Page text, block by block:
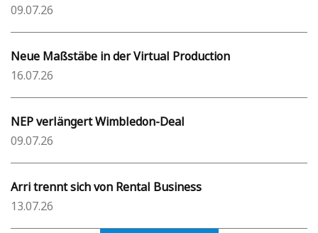
09.07.26
Neue Maßstäbe in der Virtual Production
16.07.26
NEP verlängert Wimbledon-Deal
09.07.26
Arri trennt sich von Rental Business
13.07.26